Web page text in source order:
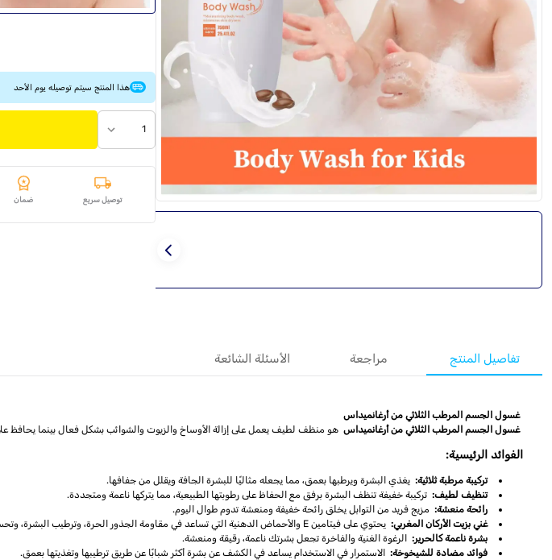
هذا المنتج سيتم توصيله يوم الأحد
1
توصيل سريع ضمان
تفاصيل المنتج مراجعة الأسئلة الشائعة
غسول الجسم المرطب الثلاثي من أرغانميداس
غسول الجسم المرطب الثلاثي من أرغانميداس هو منظف لطيف يعمل على إزالة الأوساخ والزيوت والشوائب بشكل فعال بينما يحافظ
الفوائد الرئيسية:
تركيبة مرطبة ثلاثية: يغذي البشرة ويرطبها بعمق، مما يجعله مثاليًا للبشرة الجافة ويقلل من جفافها.
تنظيف لطيف: تركيبة خفيفة تنظف البشرة برفق مع الحفاظ على رطوبتها الطبيعية، مما يتركها ناعمة ومتجددة.
رائحة منعشة: مزيج فريد من التوابل يخلق رائحة خفيفة ومنعشة تدوم طوال اليوم.
غني بزيت الأركان المغربي: يحتوي على فيتامين E والأحماض الدهنية التي تساعد في مقاومة الجذور الحرة، وترطيب البشرة، وتحسين مرونتها.
بشرة ناعمة كالحرير:
الرغوة الغنية والفاخرة تجعل بشرتك ناعمة، رقيقة ومنعشة.
فوائد مضادة للشيخوخة:
الاستمرار في الاستخدام يساعد في الكشف عن بشرة أكثر شبابًا عن طريق ترطيبها وتغذيتها بعمق.